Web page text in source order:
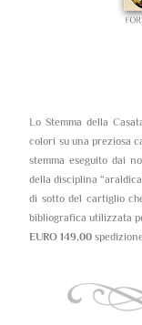
Lo Stemma della
colori su una preziosa
stemma eseguito dai
della disciplina
di sotto del cartiglio
bibliografica utilizzata
EURO 149,00